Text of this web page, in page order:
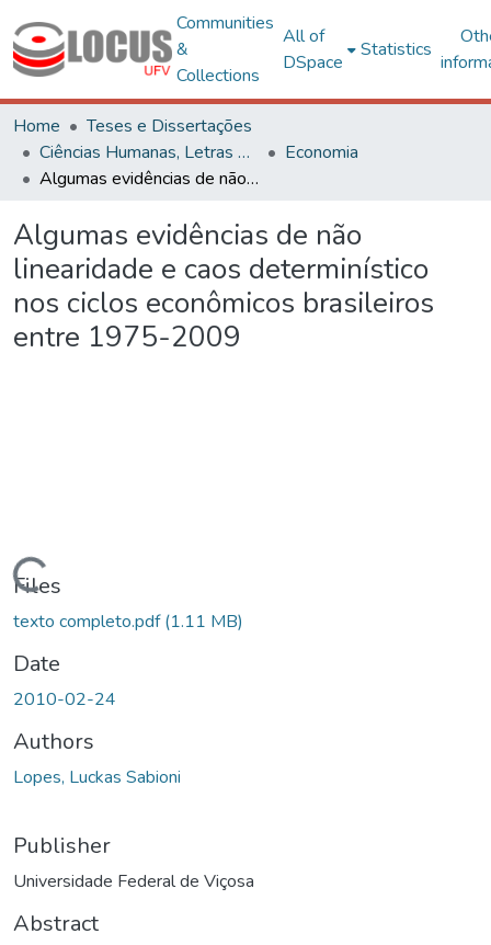
Communities
&
Collections
All of
DSpace
Statistics
Home
Teses e Dissertações
Ciências Humanas, Letras e Artes
Economia
Algumas evidências de não linearidade e caos determinístico nos ciclos econômicos brasileiros entre 1975-2009
Algumas evidências de não
linearidade e caos determinístico
nos ciclos econômicos brasileiros
entre 1975-2009
Files
texto completo.pdf(1.11 MB)
Date
2010-02-24
Authors
Lopes, Luckas Sabioni
Publisher
Universidade Federal de Viçosa
Abstract